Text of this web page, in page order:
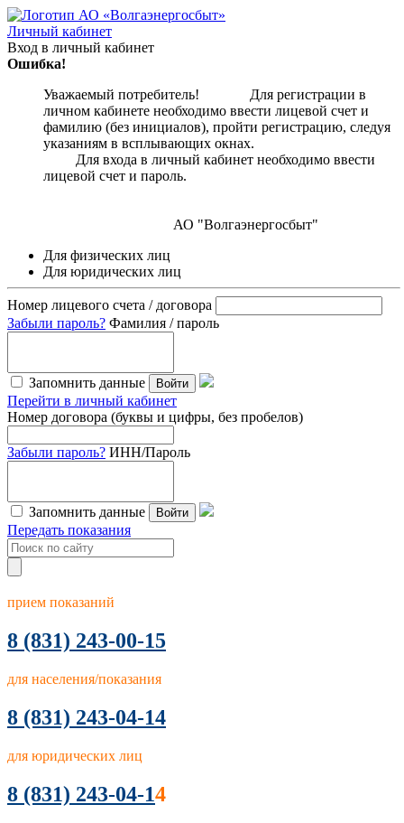
Личный кабинет
Вход в личный кабинет
Ошибка!
Уважаемый потребитель! Для регистрации в
личном кабинете необходимо ввести лицевой счет и
фамилию (без инициалов), пройти регистрацию, следуя
указаниям в всплывающих окнах.
Для входа в личный кабинет необходимо ввести
лицевой счет и пароль.
АО "Волгаэнергосбыт"
Для физических лиц
Для юридических лиц
Номер лицевого счета / договора
Забыли пароль? Фамилия / пароль
Запомнить данные Войти
Перейти в личный кабинет
Номер договора (буквы и цифры, без пробелов)
Забыли пароль? ИНН/Пароль
Запомнить данные Войти
Передать показания
прием показаний
8 (831) 243-00-15
для населения/показания
8 (831) 243-04-14
для юридических лиц
8 (831) 243-04-14